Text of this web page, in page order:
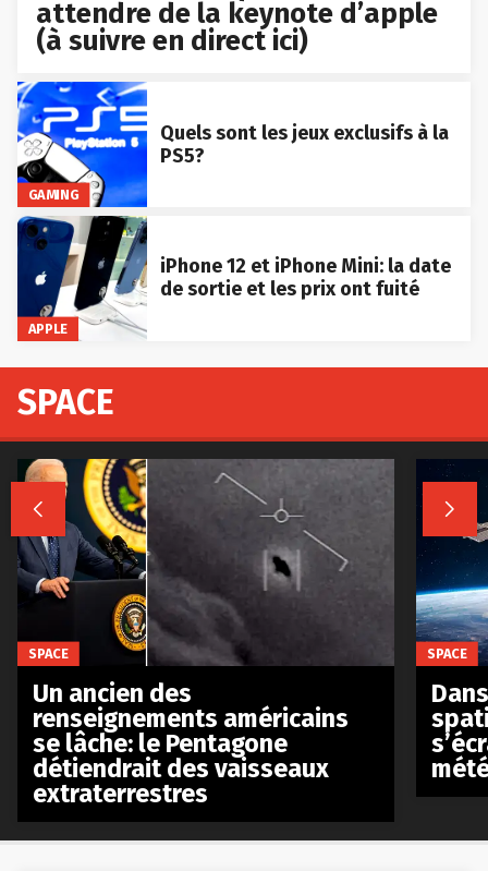
attendre de la keynote d’apple
(à suivre en direct ici)
GAMING
Quels sont les jeux exclusifs à la
PS5?
APPLE
iPhone 12 et iPhone Mini: la date
de sortie et les prix ont fuité
SPACE
 
SPACE
Un ancien des
renseignements américains
se lâche: le Pentagone
détiendrait des vaisseaux
extraterrestres
SPACE